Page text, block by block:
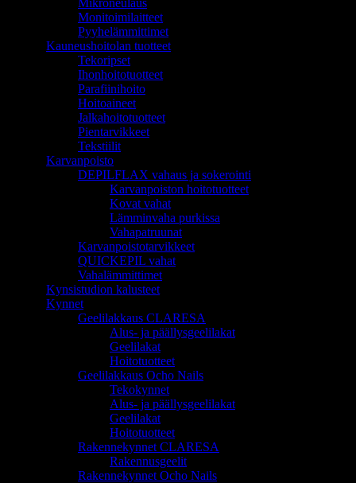
Mikroneulaus
Monitoimilaitteet
Pyyhelämmittimet
Kauneushoitolan tuotteet
Tekoripset
Ihonhoitotuotteet
Parafiinihoito
Hoitoaineet
Jalkahoitotuotteet
Pientarvikkeet
Tekstiilit
Karvanpoisto
DEPILFLAX vahaus ja sokerointi
Karvanpoiston hoitotuotteet
Kovat vahat
Lämminvaha purkissa
Vahapatruunat
Karvanpoistotarvikkeet
QUICKEPIL vahat
Vahalämmittimet
Kynsistudion kalusteet
Kynnet
Geelilakkaus CLARESA
Alus- ja päällysgeelilakat
Geelilakat
Hoitotuotteet
Geelilakkaus Ocho Nails
Tekokynnet
Alus- ja päällysgeelilakat
Geelilakat
Hoitotuotteet
Rakennekynnet CLARESA
Rakennusgeelit
Rakennekynnet Ocho Nails